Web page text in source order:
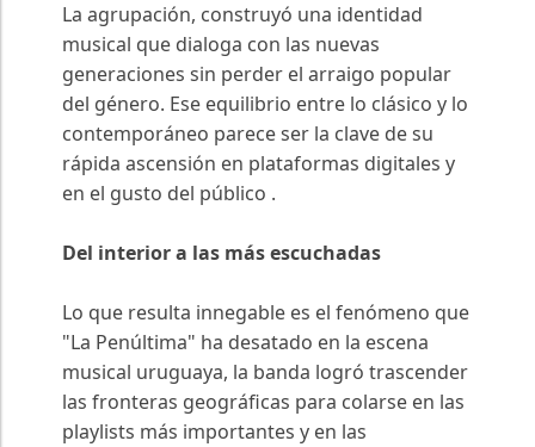
La agrupación, construyó una identidad
musical que dialoga con las nuevas
generaciones sin perder el arraigo popular
del género. Ese equilibrio entre lo clásico y lo
contemporáneo parece ser la clave de su
rápida ascensión en plataformas digitales y
en el gusto del público .
Del interior a las más escuchadas
Lo que resulta innegable es el fenómeno que
"La Penúltima" ha desatado en la escena
musical uruguaya, la banda logró trascender
las fronteras geográficas para colarse en las
playlists más importantes y en las